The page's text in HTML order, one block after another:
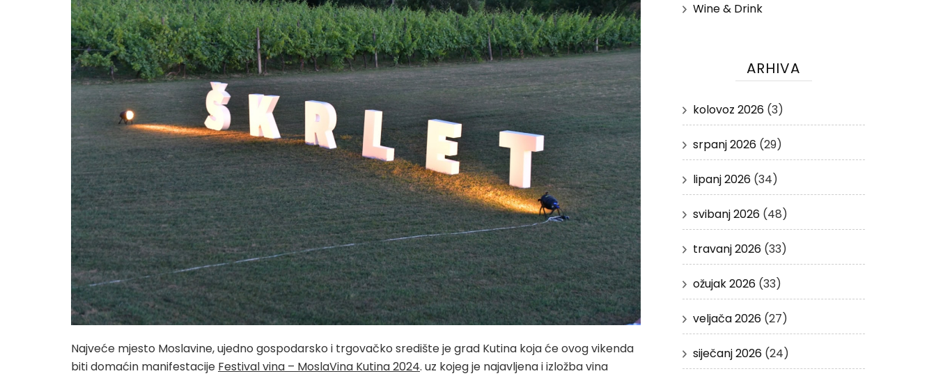
Najveće mjesto Moslavine, ujedno gospodarsko i trgovačko središte je grad Kutina koja će ovog vikenda
biti domaćin manifestacije Festival vina – MoslaVina Kutina 2024. uz kojeg je najavljena i izložba vina
Wine & Drink
ARHIVA
kolovoz 2026(3)
srpanj 2026(29)
lipanj 2026(34)
svibanj 2026(48)
travanj 2026(33)
ožujak 2026(33)
veljača 2026(27)
siječanj 2026(24)